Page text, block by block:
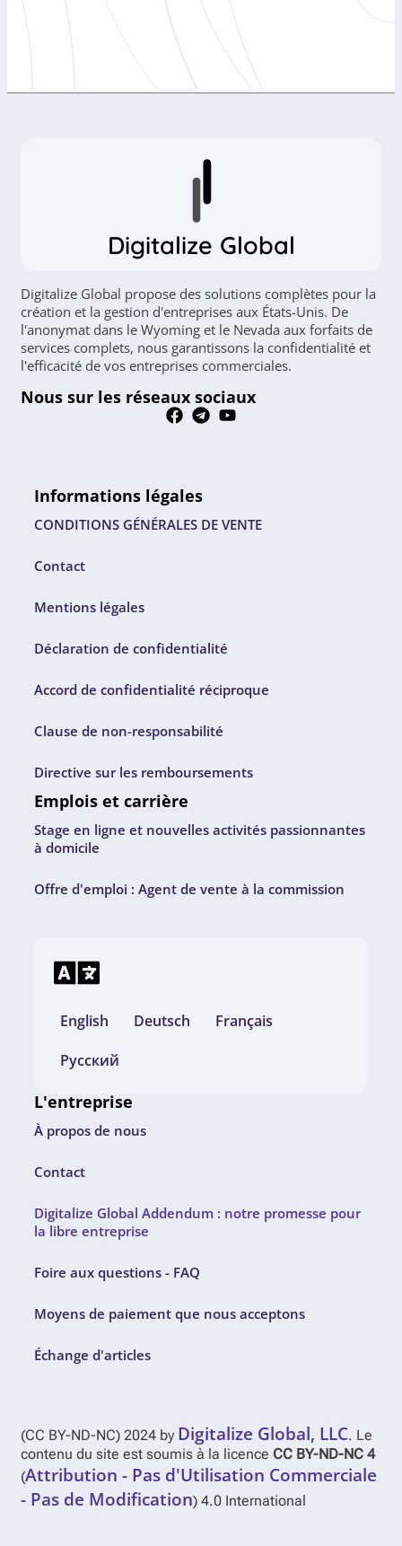
Digitalize Global
Digitalize Global propose des solutions complètes pour la
création et la gestion d'entreprises aux États-Unis. De
l'anonymat dans le Wyoming et le Nevada aux forfaits de
services complets, nous garantissons la confidentialité et
l'efficacité de vos entreprises commerciales.
Nous sur les réseaux sociaux
Informations légales
CONDITIONS GÉNÉRALES DE VENTE
Contact
Mentions légales
Déclaration de confidentialité
Accord de confidentialité réciproque
Clause de non-responsabilité
Directive sur les remboursements
Emplois et carrière
Stage en ligne et nouvelles activités passionnantes
à domicile
Offre d'emploi : Agent de vente à la commission
English Deutsch
Français
Русский
L'entreprise
À propos de nous
Contact
Digitalize Global Addendum : notre promesse pour
la libre entreprise
Foire aux questions - FAQ
Moyens de paiement que nous acceptons
Échange d'articles
(CC BY-ND-NC) 2024 by Digitalize Global, LLC. Le
contenu du site est soumis à la licence CC BY-ND-NC 4
(Attribution - Pas d'Utilisation Commerciale
- Pas de Modification) 4.0 International